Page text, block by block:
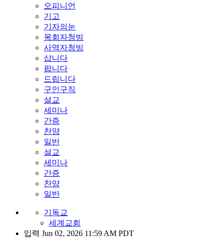
오피니언
기고
기자의눈
목회자청빙
사역자청빙
삽니다
팝니다
드립니다
구인구직
설교
세미나
간증
찬양
일반
설교
세미나
간증
찬양
일반
기독교
세계교회
입력 Jun 02, 2026 11:59 AM PDT